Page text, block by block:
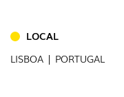
INTÉRIEUR
LOCAL
LISBOA | PORTUGAL